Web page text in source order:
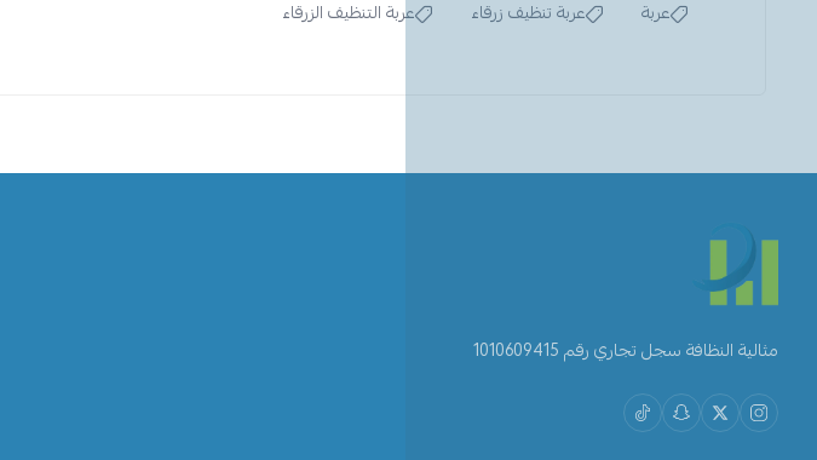
عربة
عربة تنظيف زرقاء عربة التنظيف الزرقاء
مثالية النظافة سجل تجاري رقم 1010609415